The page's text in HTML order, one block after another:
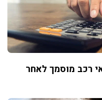
רכב מוסמך לאחר